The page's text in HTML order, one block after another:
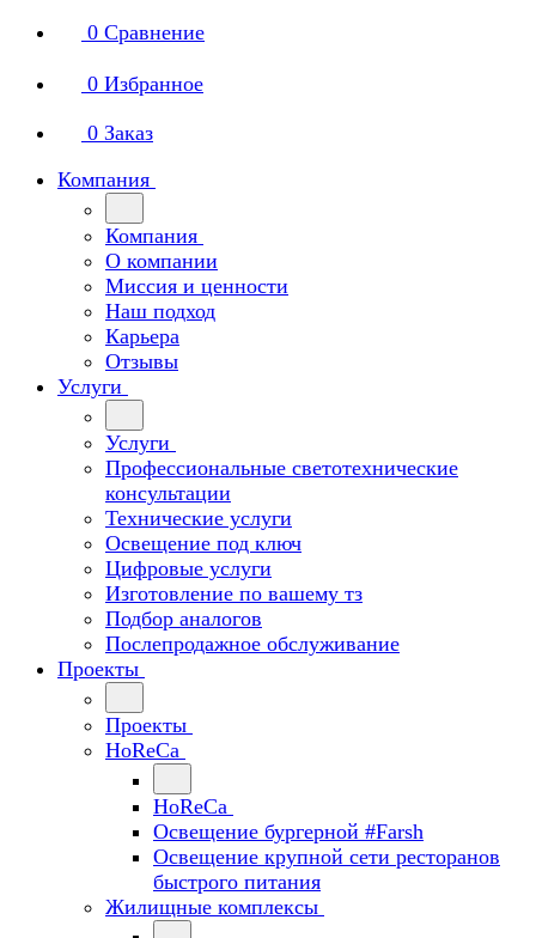
0 Сравнение
0 Избранное
0 Заказ
Компания
Компания
О компании
Миссия и ценности
Наш подход
Карьера
Отзывы
Услуги
Услуги
Профессиональные светотехнические
консультации
Технические услуги
Освещение под ключ
Цифровые услуги
Изготовление по вашему тз
Подбор аналогов
Послепродажное обслуживание
Проекты
Проекты
HoReCa
HoReCa
Освещение бургерной #Farsh
Освещение крупной сети ресторанов
быстрого питания
Жилищные комплексы